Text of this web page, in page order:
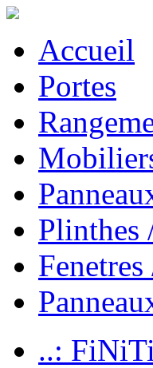
Accueil
Portes
Plinthes
Fenetres
..: